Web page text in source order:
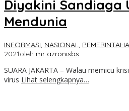
Diyakini Sandiaga
Mendunia
INFORMASI, NASIONAL,
2021oleh mr azronisbs
SUARA JAKARTA – Walau memicu
virus Lihat selengkapnya…